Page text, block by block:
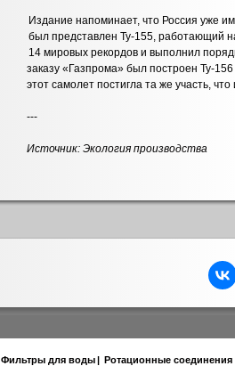
Издание напоминает, что Россия уже
был представлен Ту-155, работающий
14 мировых рекордов и выполнил
заказу «Газпрома» был построен Ту-
этот самолет постигла та же участь, что
---
Источник:Экология производства
Фильтры для воды| Ротационные соединения